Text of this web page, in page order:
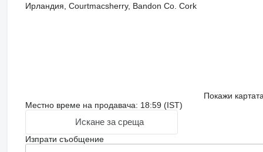
Ирландия, Courtmacsherry, Bandon Co. Cork
Покажи картата
Местно време на продавача: 18:59 (IST)
Искане за среща
Изпрати съобщение